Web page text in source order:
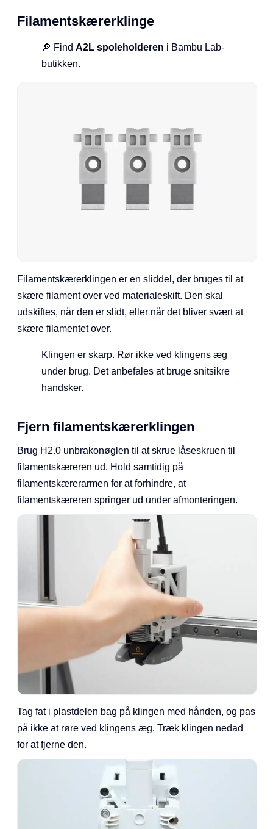
Filamentskærerklinge
🔎 Find A2L spoleholderen i Bambu Lab-
butikken.
Filamentskærerklingen er en sliddel, der bruges til at
skære filament over ved materialeskift. Den skal
udskiftes, når den er slidt, eller når det bliver svært at
skære filamentet over.
Klingen er skarp. Rør ikke ved klingens æg
under brug. Det anbefales at bruge snitsikre
handsker.
Fjern filamentskærerklingen
Brug H2.0 unbrakonøglen til at skrue låseskruen til
filamentskæreren ud. Hold samtidig på
filamentskærerarmen for at forhindre, at
filamentskæreren springer ud under afmonteringen.
Tag fat i plastdelen bag på klingen med hånden, og pas
på ikke at røre ved klingens æg. Træk klingen nedad
for at fjerne den.